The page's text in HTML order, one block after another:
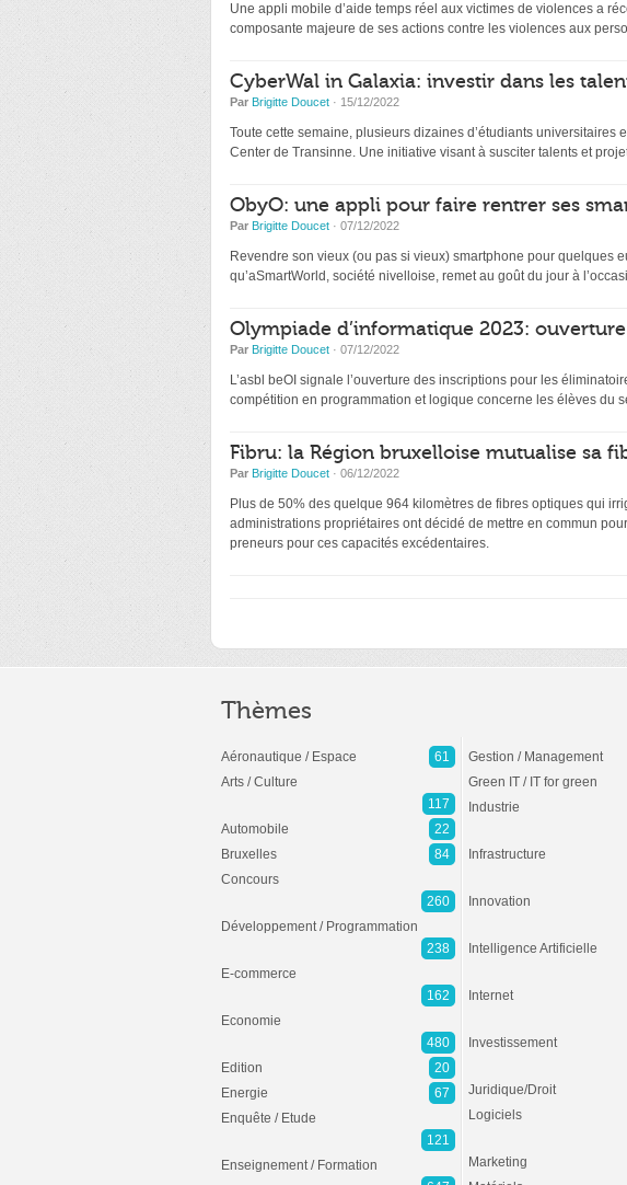
Une appli mobile d’aide temps réel aux victimes de violences a
composante majeure de ses actions contre les violences aux
CyberWal in Galaxia: investir dans les
Par Brigitte Doucet · 15/12/2022
Toute cette semaine, plusieurs dizaines d’étudiants
Center de Transinne. Une initiative visant à susciter talents et
ObyO: une appli pour faire rentrer ses
Par Brigitte Doucet · 07/12/2022
Revendre son vieux (ou pas si vieux) smartphone pour quelques
qu’aSmartWorld, société nivelloise, remet au goût du jour à
Olympiade d’informatique 2023:
Par Brigitte Doucet · 07/12/2022
L’asbl beOI signale l’ouverture des inscriptions pour les
compétition en programmation et logique concerne les élèves du
Fibru: la Région bruxelloise mutualise sa
Par Brigitte Doucet · 06/12/2022
Plus de 50% des quelque 964 kilomètres de fibres optiques qui
administrations propriétaires ont décidé de mettre en commun
preneurs pour ces capacités excédentaires.
Thèmes
Aéronautique / Espace
61
Arts / Culture
117
Automobile
22
Bruxelles
84
Concours
260
Développement / Programmation
238
E-commerce
162
Economie
480
Edition
20
Energie
67
Enquête / Etude
121
Enseignement / Formation
Gestion / Management
Green IT / IT for green
Industrie
Infrastructure
Innovation
Intelligence Artificielle
Internet
Investissement
Juridique/Droit
Logiciels
Marketing